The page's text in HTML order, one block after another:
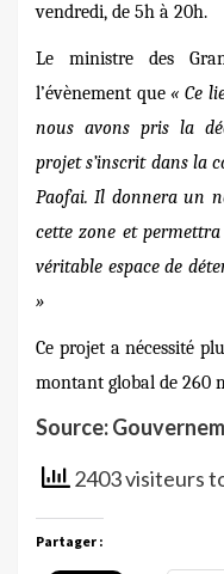
vendredi, de 5h à 20h.
Le ministre des
l’évènement que« Ce
nous avons pris la
projet s’inscrit dans la
Paofai. Il donnera un
cette zone et
véritable espace de
»
Ce projet a nécessité
montant global de 260
Source:
2403 visiteurs
Partager :